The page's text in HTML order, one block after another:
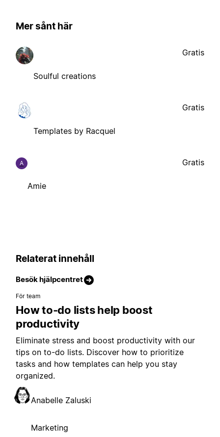
Mer sånt här
Soulful creations
Gratis
Templates by Racquel
Gratis
A
Amie
Gratis
Relaterat innehåll
Besök hjälpcentret
För team
How to-do lists help boost
productivity
Eliminate stress and boost productivity with our
tips on to-do lists. Discover how to prioritize
tasks and how templates can help you stay
organized.
Anabelle Zaluski
Marketing